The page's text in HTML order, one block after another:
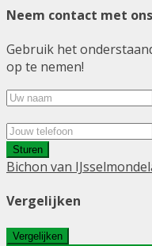
Neem contact met
Gebruik het
op te nemen!
Sturen
Bichon van
Vergelijken
Vergelijken